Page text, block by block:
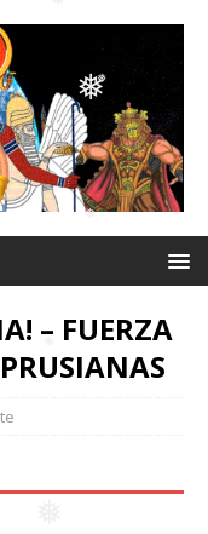
❅
❅
❅
– FUERZA